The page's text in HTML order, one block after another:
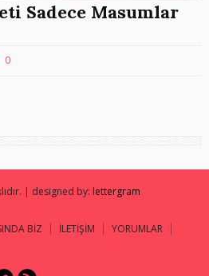
Sadece Masumlar
0
| designed by: lettergram
BİZ İLETİŞİM
YORUMLAR